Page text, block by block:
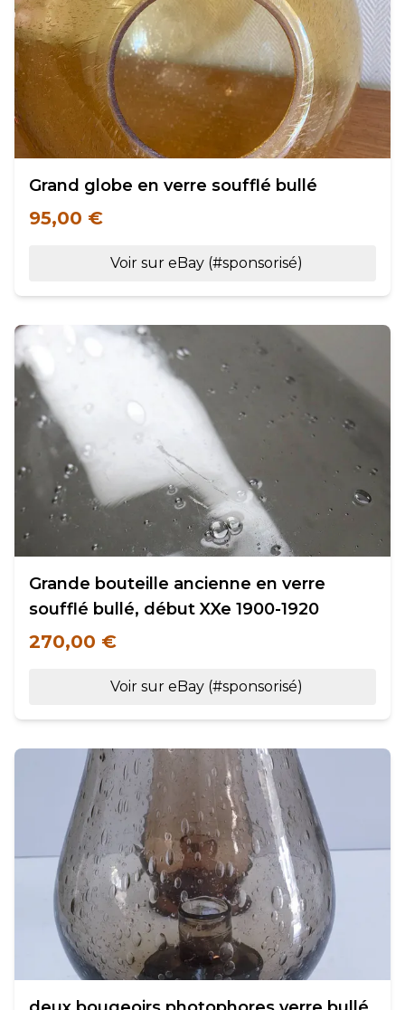
Grand globe en verre soufflé bullé
95,00 €
Voir sur eBay (#sponsorisé)
Grande bouteille ancienne en verre
soufflé bullé, début XXe 1900-1920
270,00 €
Voir sur eBay (#sponsorisé)